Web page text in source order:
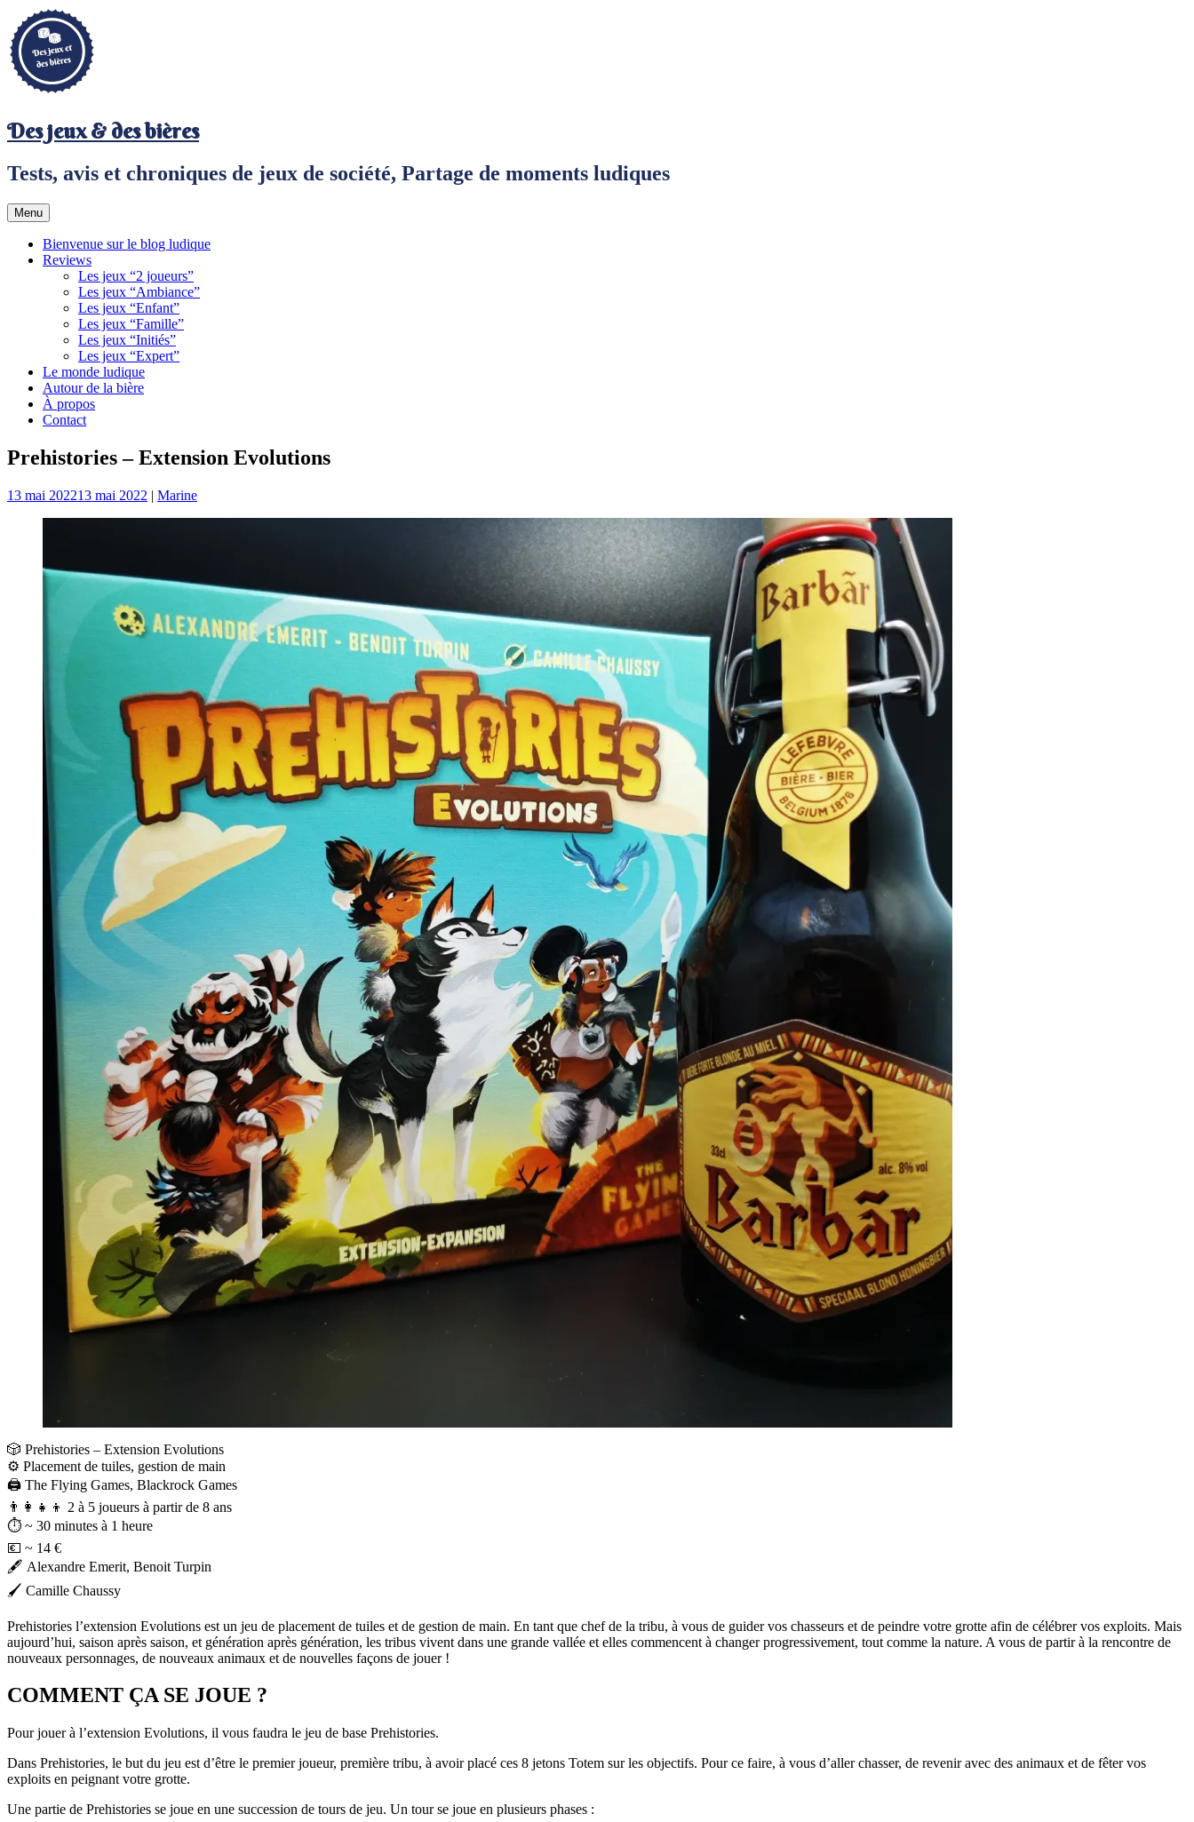
Aller
au
contenu
principal
Des jeux & des bières
Tests, avis et chroniques de jeux de société, Partage de moments ludiques
Menu
Bienvenue sur le blog ludique
Reviews
Les jeux “2 joueurs”
Les jeux “Ambiance”
Les jeux “Enfant”
Les jeux “Famille”
Les jeux “Initiés”
Les jeux “Expert”
Le monde ludique
Autour de la bière
À propos
Contact
Prehistories – Extension Evolutions
13 mai 202213 mai 2022 | Marine
🎲 Prehistories – Extension Evolutions
⚙️ Placement de tuiles, gestion de main
🖨️ The Flying Games, Blackrock Games
👨‍👩‍👧‍👦 2 à 5 joueurs à partir de 8 ans⠀
⏱️ ~ 30 minutes à 1 heure
💶 ~ 14 € ⠀
🖋️ Alexandre Emerit, Benoit Turpin
🖌️ Camille Chaussy
Prehistories l’extension Evolutions est un jeu de placement de tuiles et de gestion de main. En tant que chef de la tribu, à vous de guider vos chasseurs et de peindre votre grotte afin de célébrer vos exploits. Mais
aujourd’hui, saison après saison, et génération après génération, les tribus vivent dans une grande vallée et elles commencent à changer progressivement, tout comme la nature. A vous de partir à la rencontre de
nouveaux personnages, de nouveaux animaux et de nouvelles façons de jouer !
COMMENT ÇA SE JOUE ?
Pour jouer à l’extension Evolutions, il vous faudra le jeu de base Prehistories.
Dans Prehistories, le but du jeu est d’être le premier joueur, première tribu, à avoir placé ces 8 jetons Totem sur les objectifs. Pour ce faire, à vous d’aller chasser, de revenir avec des animaux et de fêter vos
exploits en peignant votre grotte.
Une partie de Prehistories se joue en une succession de tours de jeu. Un tour se joue en plusieurs phases :